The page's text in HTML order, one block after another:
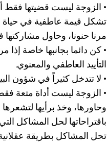
• الزوجة ليست قضيتها فقط
تشكل قيمة عاطفية في حياة
مرنا حنونا، وحاول
• كن دائما بجانبها خاصة
التأييد العاطفي والمعنوي.
• لا تتدخل كثيراً في شؤون
• الزوجة ليست أداة متعة
وحاورها، وخذ برأيها
باقتراحاتها لحل المشاكل
تحل المشاكل بطريقة